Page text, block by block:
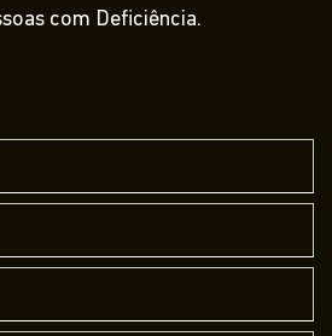
com Deficiência.